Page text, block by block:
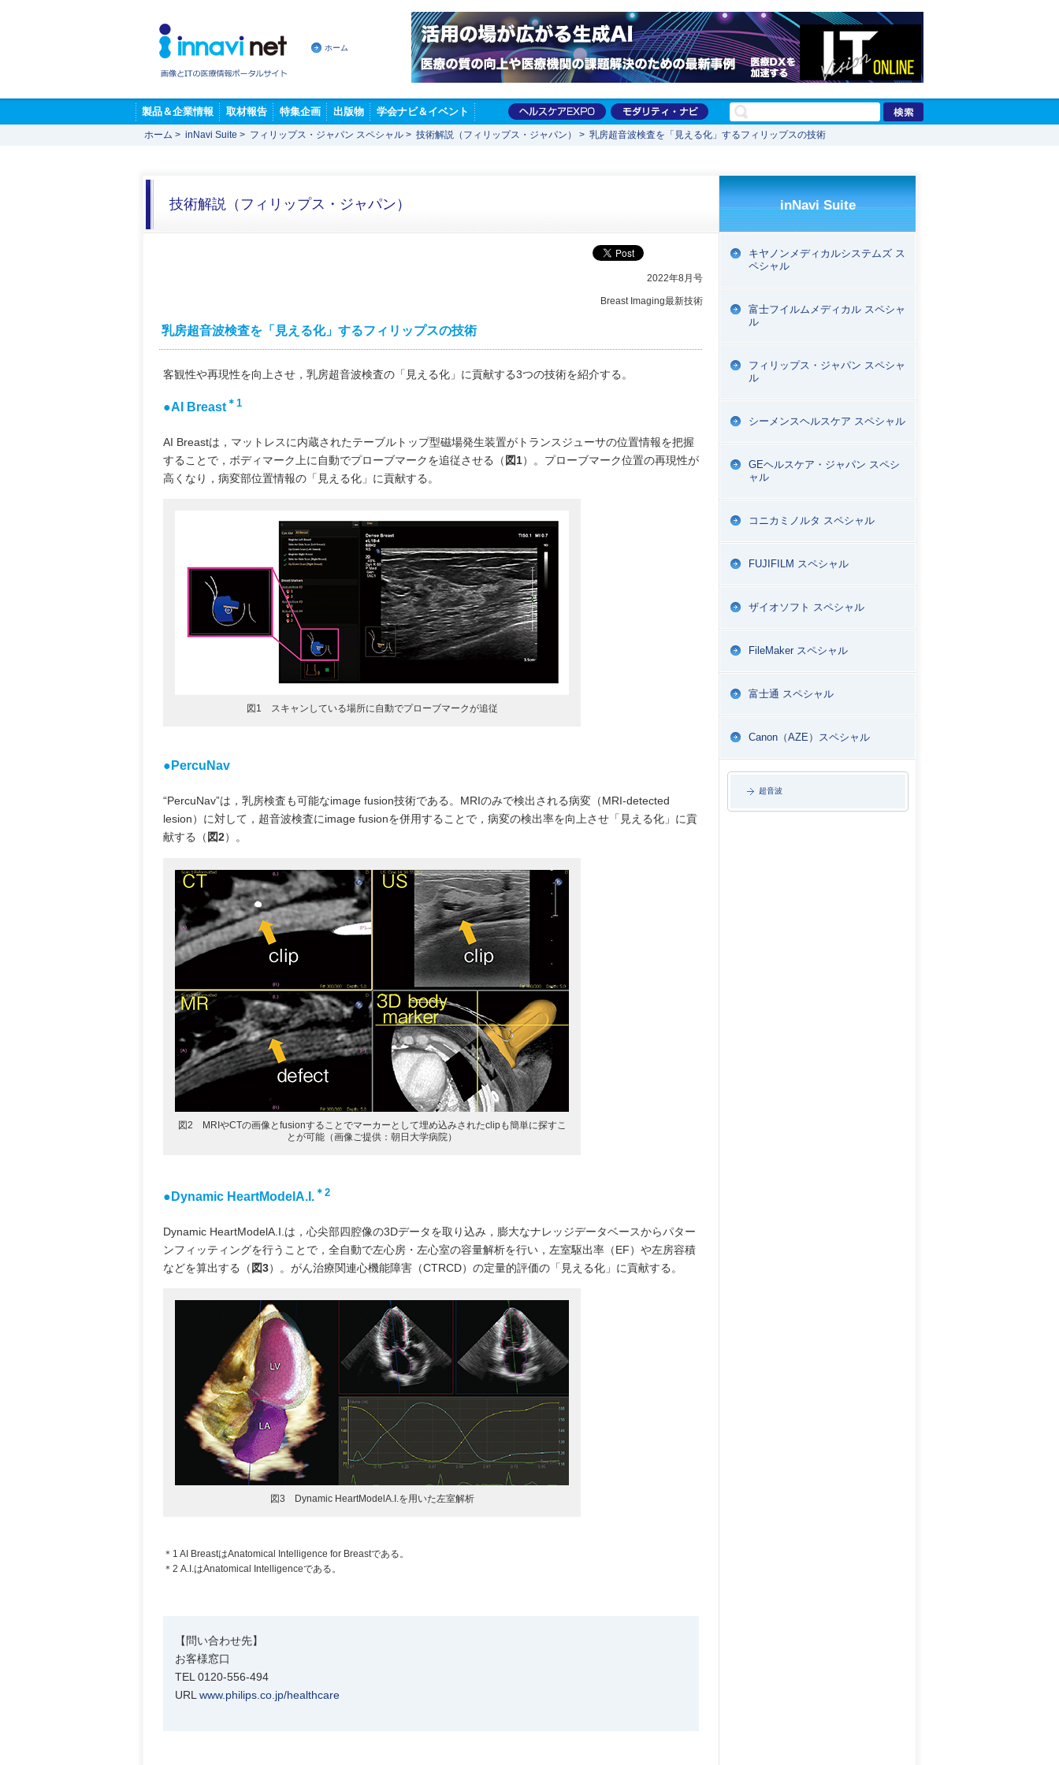
ホーム
製品＆企業情報 取材報告 特集企画 出版物 学会ナビ＆イベント
ホーム > inNavi Suite > フィリップス・ジャパン スペシャル > 技術解説（フィリップス・ジャパン） > 乳房超音波検査を「見える化」するフィリップスの技術
技術解説（フィリップス・ジャパン）
2022年8月号
Breast Imaging最新技術
乳房超音波検査を「見える化」するフィリップスの技術
客観性や再現性を向上させ，乳房超音波検査の「見える化」に貢献する3つの技術を紹介する。
●AI Breast ＊1
AI Breastは，マットレスに内蔵されたテーブルトップ型磁場発生装置がトランスジューサの位置情報を把握
することで，ボディマーク上に自動でプローブマークを追従させる（ 図1）。プローブマーク位置の再現性が
高くなり，病変部位置情報の「見える化」に貢献する。
図1 スキャンしている場所に自動でプローブマークが追従
●PercuNav
“PercuNav”は，乳房検査も可能なimage fusion技術である。MRIのみで検出される病変（MRI-detected
lesion）に対して，超音波検査にimage fusionを併用することで，病変の検出率を向上させ「見える化」に貢
献する（ 図2）。
図2 MRIやCTの画像とfusionすることでマーカーとして埋め込みされたclipも簡単に探すこ
とが可能（画像ご提供：朝日大学病院）
●Dynamic HeartModelA.I. ＊2
Dynamic HeartModelA.I.は，心尖部四腔像の3Dデータを取り込み，膨大なナレッジデータベースからパター
ンフィッティングを行うことで，全自動で左心房・左心室の容量解析を行い，左室駆出率（EF）や左房容積
などを算出する（ 図3）。がん治療関連心機能障害（CTRCD）の定量的評価の「見える化」に貢献する。
図3 Dynamic HeartModelA.I.を用いた左室解析
＊1 AI BreastはAnatomical Intelligence for Breastである。
＊2 A.I.はAnatomical Intelligenceである。
【問い合わせ先】
お客様窓口
TEL 0120-556-494
URL www.philips.co.jp/healthcare
inNavi Suite
キヤノンメディカルシステムズ ス
ペシャル
富士フイルムメディカル スペシャ
ル
フィリップス・ジャパン スペシャ
ル
シーメンスヘルスケア スペシャル
GEヘルスケア・ジャパン スペシ
ャル
コニカミノルタ スペシャル
FUJIFILM スペシャル
ザイオソフト スペシャル
FileMaker スペシャル
富士通 スペシャル
Canon（AZE）スペシャル
超音波